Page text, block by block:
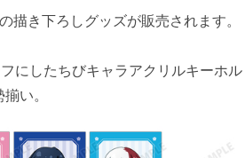
描き下ろしグッズが販売されます。
にしたちびキャラアクリルキーホル
い。